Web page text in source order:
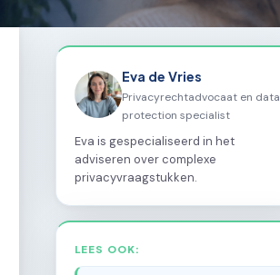
Eva de Vries
Privacyrechtadvocaat en data
protection specialist
Eva is gespecialiseerd in het
adviseren over complexe
privacyvraagstukken.
LEES OOK: